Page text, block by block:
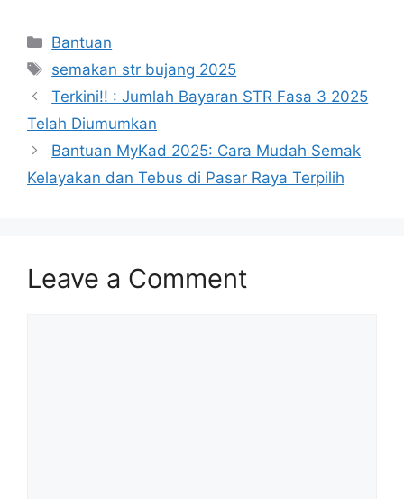
Categories
Bantuan
Tags
semakan str bujang 2025
Terkini!! : Jumlah Bayaran STR Fasa 3 2025
Telah Diumumkan
Bantuan MyKad 2025: Cara Mudah Semak
Kelayakan dan Tebus di Pasar Raya Terpilih
Leave a Comment